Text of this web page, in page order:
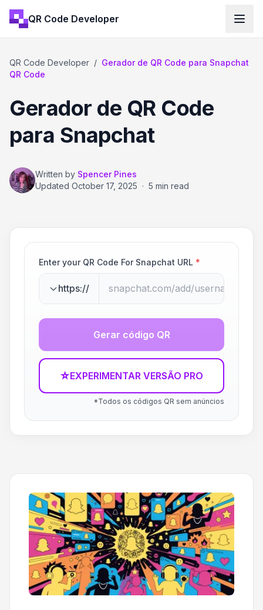
QR Code Developer
QR Code Developer / Gerador de QR Code para Snapchat
QR Code
Gerador de QR Code
para Snapchat
Written by Spencer Pines
Updated October 17, 2025 · 5 min read
Enter your QR Code For Snapchat URL *
https://
Gerar código QR
☆EXPERIMENTAR VERSÃO PRO
*Todos os códigos QR sem anúncios